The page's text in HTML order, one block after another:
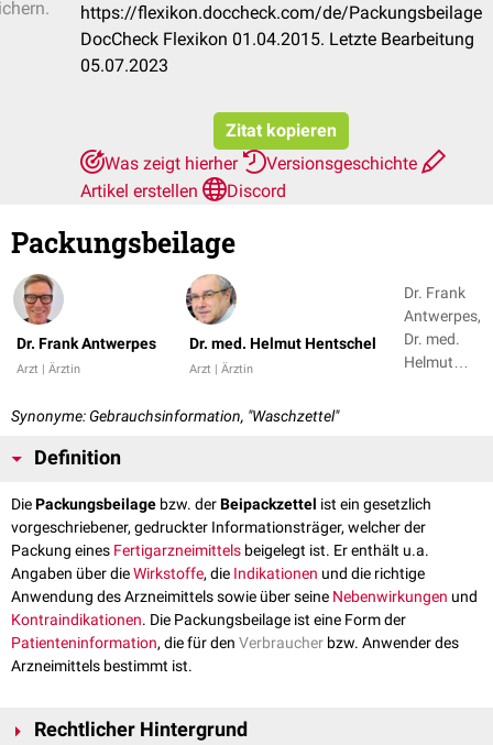
https://flexikon.doccheck.com/de/Packungsbeilage
DocCheck Flexikon 01.04.2015. Letzte Bearbeitung
05.07.2023
Zitat kopieren
Was zeigt hierher
Versionsgeschichte
Artikel erstellen
Discord
Packungsbeilage
Dr. Frank Antwerpes
Arzt | Ärztin
Dr. med. Helmut Hentschel
Arzt | Ärztin
Dr. Frank
Antwerpes,
Dr. med.
Helmut
Synonyme: Gebrauchsinformation, "Waschzettel"
Definition
DiePackungsbeilage bzw. derBeipackzettel ist ein gesetzlich
vorgeschriebener, gedruckter Informationsträger, welcher der
Packung eines Fertigarzneimittels beigelegt ist. Er enthält u.a.
Angaben über dieWirkstoffe, die Indikationen und die richtige
Anwendung des Arzneimittels sowie über seine Nebenwirkungen und
Kontraindikationen. Die Packungsbeilage ist eine Form der
Patienteninformation, die für den Verbraucher bzw. Anwender des
Arzneimittels bestimmt ist.
Rechtlicher Hintergrund